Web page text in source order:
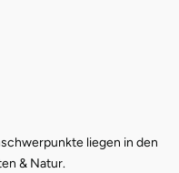
liegen in den
& Natur.